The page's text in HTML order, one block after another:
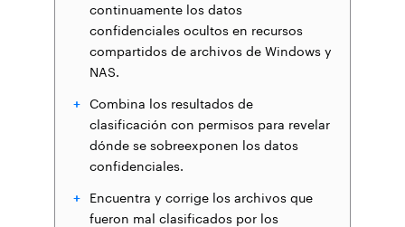
continuamente los datos
confidenciales ocultos en recursos
compartidos de archivos de Windows y
NAS.
Combina los resultados de
clasificación con permisos para revelar
dónde se sobreexponen los datos
confidenciales.
Encuentra y corrige los archivos que
fueron mal clasificados por los